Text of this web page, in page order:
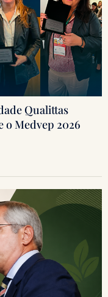
Qualittas
o Medvep 2026